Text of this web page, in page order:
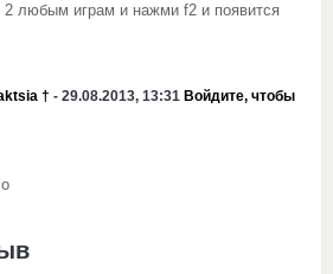
2 любым играм и нажми f2 и появится
† - 29.08.2013, 13:31 Войдите, чтобы